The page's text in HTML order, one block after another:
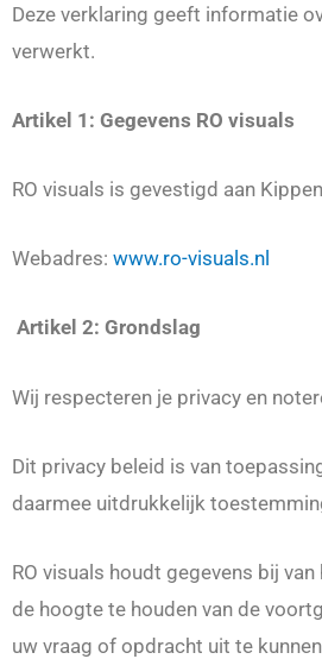
Deze verklaring geeft informatie
verwerkt.
Artikel 1: Gegevens RO visuals
RO visuals is gevestigd aan
Webadres: www.ro-visuals.nl
Artikel 2: Grondslag
Wij respecteren je privacy en
Dit privacy beleid is van
daarmee uitdrukkelijk
RO visuals houdt gegevens bij
de hoogte te houden van de
uw vraag of opdracht uit te